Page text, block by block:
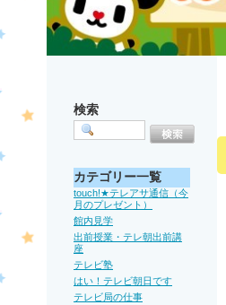
検索
カテゴリー一覧
touch!★テレアサ通信（今
月のプレゼント）
館内見学
出前授業・テレ朝出前講
座
テレビ塾
はい！テレビ朝日です
テレビ局の仕事